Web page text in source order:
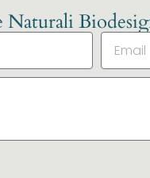
Naturali